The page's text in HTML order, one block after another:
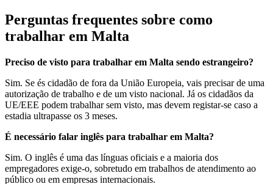
Perguntas frequentes sobre como
trabalhar em Malta
Preciso de visto para trabalhar em Malta sendo estrangeiro?
Sim. Se és cidadão de fora da União Europeia, vais precisar de uma
autorização de trabalho e de um visto nacional. Já os cidadãos da
UE/EEE podem trabalhar sem visto, mas devem registar-se caso a
estadia ultrapasse os 3 meses.
É necessário falar inglês para trabalhar em Malta?
Sim. O inglês é uma das línguas oficiais e a maioria dos
empregadores exige-o, sobretudo em trabalhos de atendimento ao
público ou em empresas internacionais.